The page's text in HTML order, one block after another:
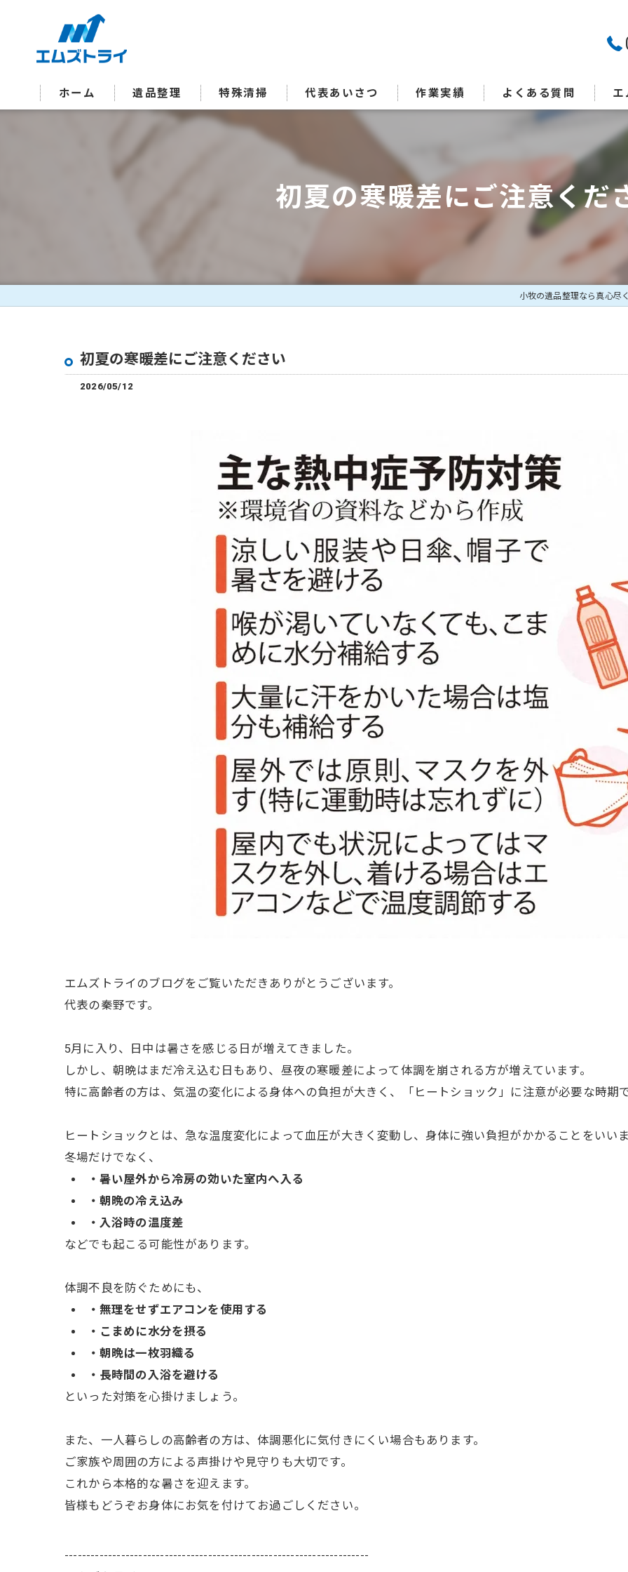
ホーム 遺品整理 特殊清掃
オゾン脱臭
代表あいさつ 作業実績 よくある質問 エ
特殊
生
終活
初夏の寒暖差にご注意くだ
小牧の遺品整理なら真心尽
初夏の寒暖差にご注意ください
2026/05/12
エムズトライのブログをご覧いただきありがとうございます。
代表の秦野です。
5月に入り、日中は暑さを感じる日が増えてきました。
しかし、朝晩はまだ冷え込む日もあり、昼夜の寒暖差によって体調を崩される方が増えています。
特に高齢者の方は、気温の変化による身体への負担が大きく、「ヒートショック」に注意が必要な時期で
ヒートショックとは、急な温度変化によって血圧が大きく変動し、身体に強い負担がかかることをいいま
冬場だけでなく、
・暑い屋外から冷房の効いた室内へ入る
・朝晩の冷え込み
・入浴時の温度差
などでも起こる可能性があります。
体調不良を防ぐためにも、
・無理をせずエアコンを使用する
・こまめに水分を摂る
・朝晩は一枚羽織る
・長時間の入浴を避ける
といった対策を心掛けましょう。
また、一人暮らしの高齢者の方は、体調悪化に気付きにくい場合もあります。
ご家族や周囲の方による声掛けや見守りも大切です。
これから本格的な暑さを迎えます。
皆様もどうぞお身体にお気を付けてお過ごしください。
----------------------------------------------------------------------